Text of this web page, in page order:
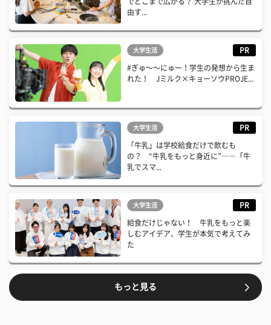
由す...
大学生活 PR
#ぎゅ〜〜にゅー！学生の発想から生ま
れた！ Jミルク×キョーソウPROJE...
大学生活 PR
「牛乳」は学校給食だけで飲むも
の？ “牛乳をもっと身近に”――「牛
乳でスマ...
大学生活 PR
給食だけじゃない！ 牛乳をもっと楽
しむアイデア、学生が本気で考えてみ
た
もっと見る